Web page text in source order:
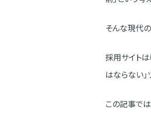
5. テ
6.
３.ネオイ
そんな現代
採用サイト
はならない」
この記事で